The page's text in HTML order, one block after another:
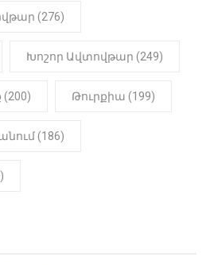
(276)
Խոշոր Ավտովթար (249)
Թուրքիա (199)
(186)